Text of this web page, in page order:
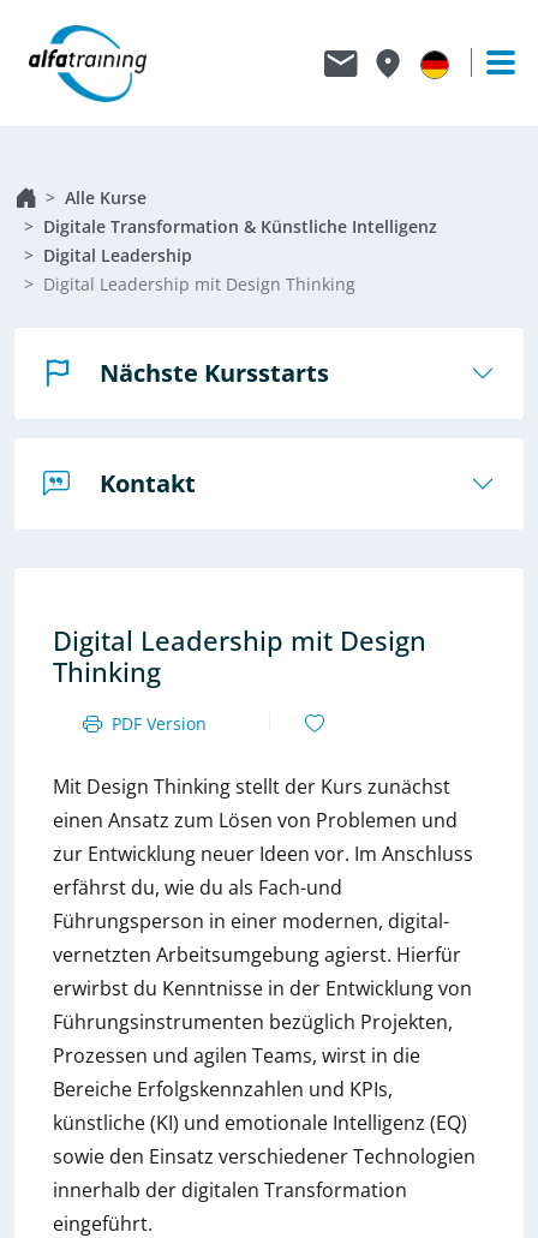
Alle Kurse
Digitale Transformation & Künstliche Intelligenz
Digital Leadership
Digital Leadership mit Design Thinking
Nächste Kursstarts
Kontakt
Digital Leadership mit Design
Thinking
PDF Version
Mit Design Thinking stellt der Kurs zunächst
einen Ansatz zum Lösen von Problemen und
zur Entwicklung neuer Ideen vor. Im Anschluss
erfährst du, wie du als Fach-und
Führungsperson in einer modernen, digital-
vernetzten Arbeitsumgebung agierst. Hierfür
erwirbst du Kenntnisse in der Entwicklung von
Führungsinstrumenten bezüglich Projekten,
Prozessen und agilen Teams, wirst in die
Bereiche Erfolgskennzahlen und KPIs,
künstliche (KI) und emotionale Intelligenz (EQ)
sowie den Einsatz verschiedener Technologien
innerhalb der digitalen Transformation
eingeführt.